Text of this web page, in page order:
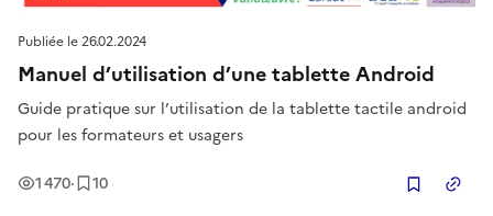
Publiée le26.02.2024
Manuel d’utilisation d’une tablette Android
Guide pratique sur l’utilisation de la tablette tactile android
pour les formateurs et usagers
1 470Vues
· 10Enregistrement